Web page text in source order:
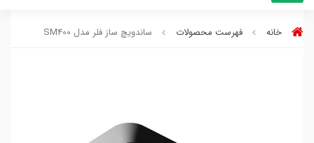
خانه فهرست محصولات ساندویچ ساز فلر مدل SM400